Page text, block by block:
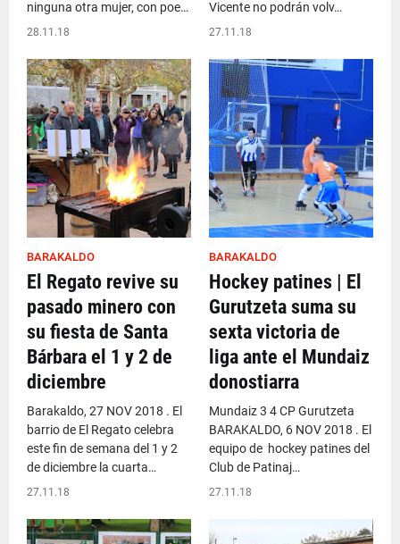
ninguna otra mujer, con poe…
28.11.18
Vicente no podrán volv…
27.11.18
BARAKALDO
El Regato revive su
pasado minero con
su fiesta de Santa
Bárbara el 1 y 2 de
diciembre
Barakaldo, 27 NOV 2018 . El
barrio de El Regato celebra
este fin de semana del 1 y 2
de diciembre la cuarta…
27.11.18
BARAKALDO
Hockey patines | El
Gurutzeta suma su
sexta victoria de
liga ante el Mundaiz
donostiarra
Mundaiz 3 4 CP Gurutzeta
BARAKALDO, 6 NOV 2018 . El
equipo de hockey patines del
Club de Patinaj…
27.11.18